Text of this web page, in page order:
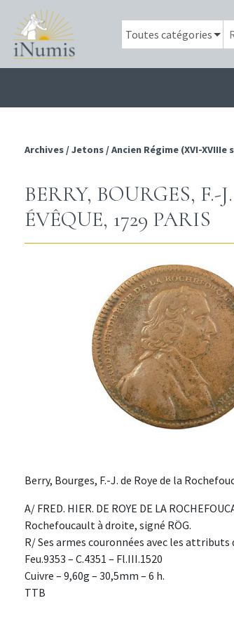
Archives /Jetons /Ancien Régime (XVI-XVIIIe
BERRY, BOURGES,
ÉVÊQUE, 1729 PARIS
Berry, Bourges, F.-J. de Roye de la
A/ FRED. HIER. DE ROYE DE LA
Rochefoucault à droite, signé RÖG.
R/ Ses armes couronnées avec les attributs
Feu.9353 – C.4351 – Fl.III.1520
Cuivre – 9,60g – 30,5mm – 6 h.
TTB